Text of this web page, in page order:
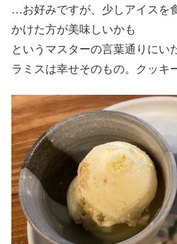
…お好みですが、少しアイスを
かけた方が美味しいかも
というマスターの言葉通りにい
ラミスは幸せそのもの。クッキ